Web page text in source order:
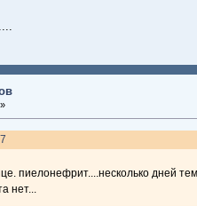
пиелонефрит....несколько дней
нет...